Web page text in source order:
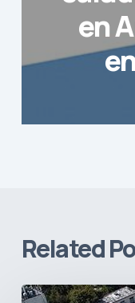
en
Related
Sostenibilidad